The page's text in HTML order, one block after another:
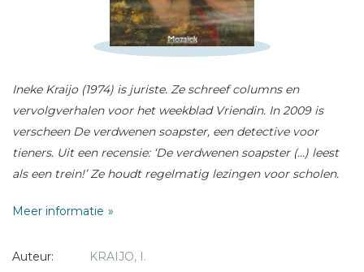
Ineke Kraijo (1974) is juriste. Ze schreef columns en
vervolgverhalen voor het weekblad Vriendin. In 2009 is
verscheen De verdwenen soapster, een detective voor
tieners. Uit een recensie: ‘De verdwenen soapster (…) leest
als een trein!’ Ze houdt regelmatig lezingen voor scholen.
Meer informatie
Auteur:
KRAIJO, I.
Schrijf hieronder je review!
E-mail *
Bericht *